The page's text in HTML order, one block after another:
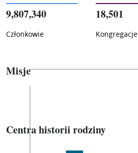
9,807,340
Członkowie
18,501
Kongregacje
Misje
Centra historii rodziny